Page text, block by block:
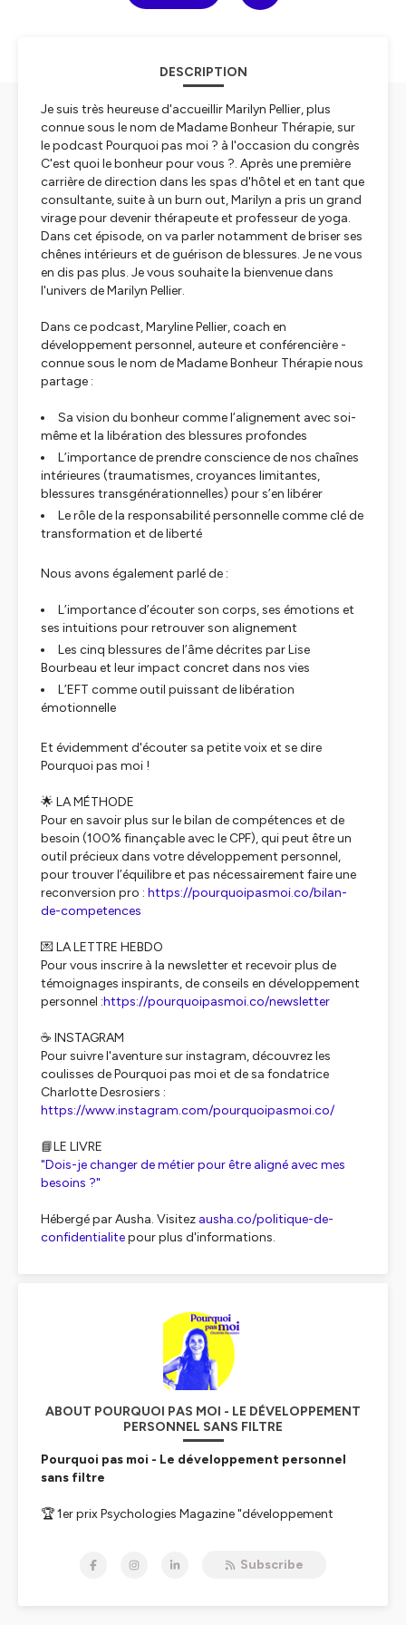
DESCRIPTION
Je suis très heureuse d'accueillir Marilyn Pellier, plus
connue sous le nom deMadame Bonheur Thérapie, sur
le podcast Pourquoi pas moi ? à l'occasion du congrès
C'est quoi le bonheur pour vous ?. Après une première
carrière de direction dans les spas d'hôtel et en tant que
consultante, suite à un burn out, Marilyn a pris un grand
virage pour devenir thérapeute et professeur de yoga.
Dans cet épisode, on va parler notamment de briser ses
chênes intérieurs et de guérison de blessures. Je ne vous
en dis pas plus. Je vous souhaite la bienvenue dans
l'univers de Marilyn Pellier.
Dans ce podcast, Maryline Pellier, coach en
développement personnel, auteure et conférencière -
connue sous le nom deMadame Bonheur Thérapienous
partage :
Sa vision du bonheur comme l’alignement avec soi-
même et la libération des blessures profondes
L’importance de prendre conscience de nos chaînes
intérieures (traumatismes, croyances limitantes,
blessures transgénérationnelles) pour s’en libérer
Le rôle de la responsabilité personnelle comme clé de
transformation et de liberté
Nous avons également parlé de :
L’importance d’écouter son corps, ses émotions et
ses intuitions pour retrouver son alignement
Les cinq blessures de l’âme décrites par Lise
Bourbeau et leur impact concret dans nos vies
L’EFT comme outil puissant de libération
émotionnelle
Et évidemment d'écouter sa petite voix et se dire
Pourquoi pas moi !
🌟 LA MÉTHODE
Pour en savoir plus sur le bilan de compétences et de
besoin (100% finançable avec le CPF), qui peut être un
outil précieux dans votre développement personnel,
pour trouver l’équilibre et pas nécessairement faire une
reconversion pro : https://pourquoipasmoi.co/bilan-
de-competences
💌 LA LETTRE HEBDO
Pour vous inscrire à la newsletter et recevoir plus de
témoignages inspirants, de conseils en développement
personnel :https://pourquoipasmoi.co/newsletter
☕ INSTAGRAM
Pour suivre l'aventure sur instagram, découvrez les
coulisses de Pourquoi pas moi et de sa fondatrice
Charlotte Desrosiers :
https://www.instagram.com/pourquoipasmoi.co/
📘LE LIVRE
"Dois-je changer de métier pour être aligné avec mes
besoins ?"
Hébergé par Ausha. Visitez ausha.co/politique-de-
confidentialitepour plus d'informations.
ABOUT POURQUOI PAS MOI - LE DÉVELOPPEMENT
PERSONNEL SANS FILTRE
Pourquoi pas moi - Le développement personnel
sans filtre
🏆 1er prix Psychologies Magazine "développement
🥈2e meilleur podcast de 2020 - prix du public Paris
Subscribe